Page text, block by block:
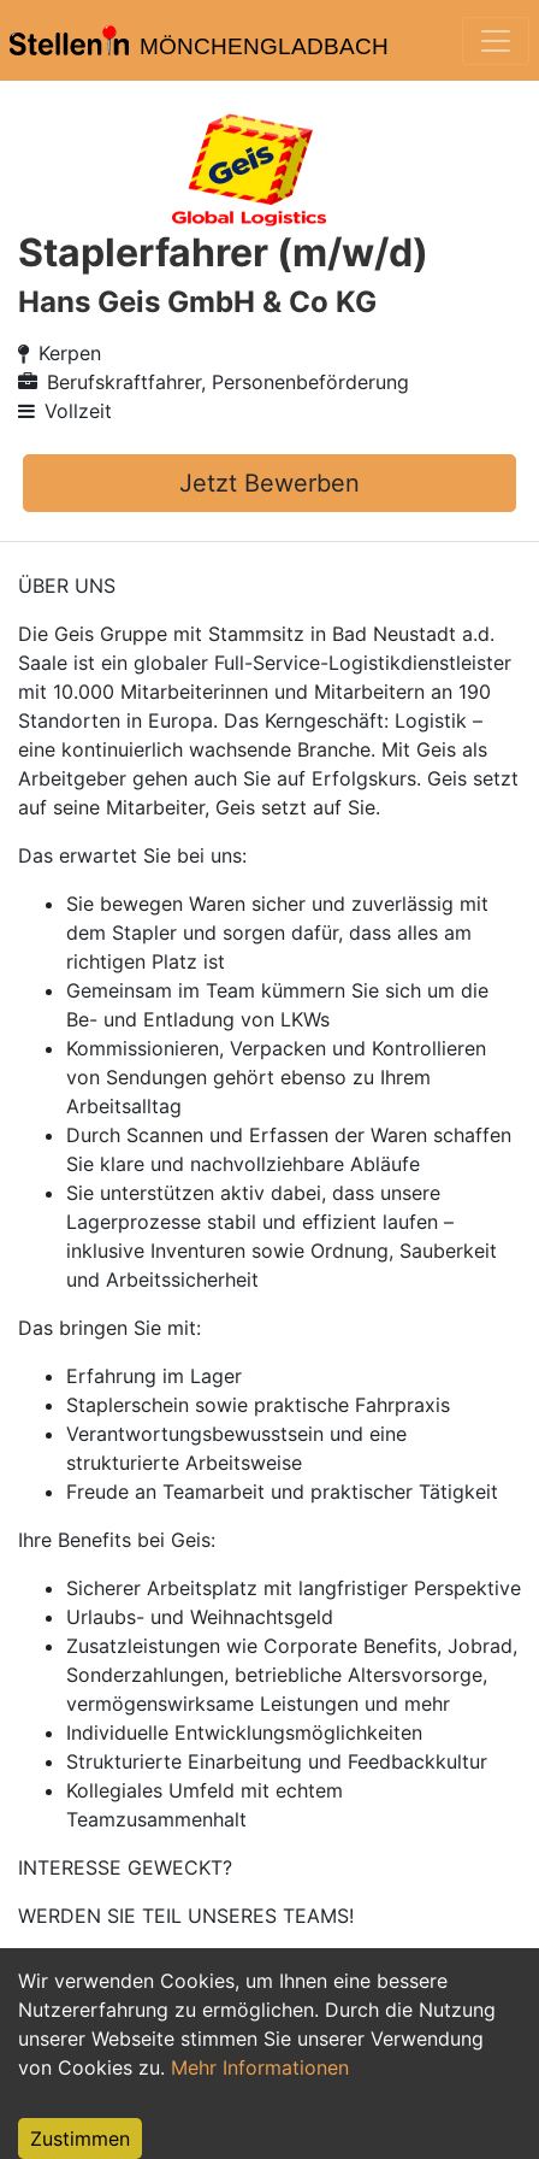
MÖNCHENGLADBACH
Wir verwenden Cookies, um Ihnen eine bessere
Nutzererfahrung zu ermöglichen. Durch die Nutzung
unserer Webseite stimmen Sie unserer Verwendung
von Cookies zu. Mehr Informationen
Zustimmen
Staplerfahrer (m/w/d)
Hans Geis GmbH & Co KG
Kerpen
Berufskraftfahrer, Personenbeförderung
Vollzeit
Jetzt Bewerben
ÜBER UNS
Die Geis Gruppe mit Stammsitz in Bad Neustadt a.d.
Saale ist ein globaler Full-Service-Logistikdienstleister
mit 10.000 Mitarbeiterinnen und Mitarbeitern an 190
Standorten in Europa. Das Kerngeschäft: Logistik –
eine kontinuierlich wachsende Branche. Mit Geis als
Arbeitgeber gehen auch Sie auf Erfolgskurs. Geis setzt
auf seine Mitarbeiter, Geis setzt auf Sie.
Das erwartet Sie bei uns:
Sie bewegen Waren sicher und zuverlässig mit
dem Stapler und sorgen dafür, dass alles am
richtigen Platz ist
Gemeinsam im Team kümmern Sie sich um die
Be- und Entladung von LKWs
Kommissionieren, Verpacken und Kontrollieren
von Sendungen gehört ebenso zu Ihrem
Arbeitsalltag
Durch Scannen und Erfassen der Waren schaffen
Sie klare und nachvollziehbare Abläufe
Sie unterstützen aktiv dabei, dass unsere
Lagerprozesse stabil und effizient laufen –
inklusive Inventuren sowie Ordnung, Sauberkeit
und Arbeitssicherheit
Das bringen Sie mit:
Erfahrung im Lager
Staplerschein sowie praktische Fahrpraxis
Verantwortungsbewusstsein und eine
strukturierte Arbeitsweise
Freude an Teamarbeit und praktischer Tätigkeit
Ihre Benefits bei Geis:
Sicherer Arbeitsplatz mit langfristiger Perspektive
Urlaubs- und Weihnachtsgeld
Zusatzleistungen wie Corporate Benefits, Jobrad,
Sonderzahlungen, betriebliche Altersvorsorge,
vermögenswirksame Leistungen und mehr
Individuelle Entwicklungsmöglichkeiten
Strukturierte Einarbeitung und Feedbackkultur
Kollegiales Umfeld mit echtem
Teamzusammenhalt
INTERESSE GEWECKT?
WERDEN SIE TEIL UNSERES TEAMS!
Jetzt Bewerben